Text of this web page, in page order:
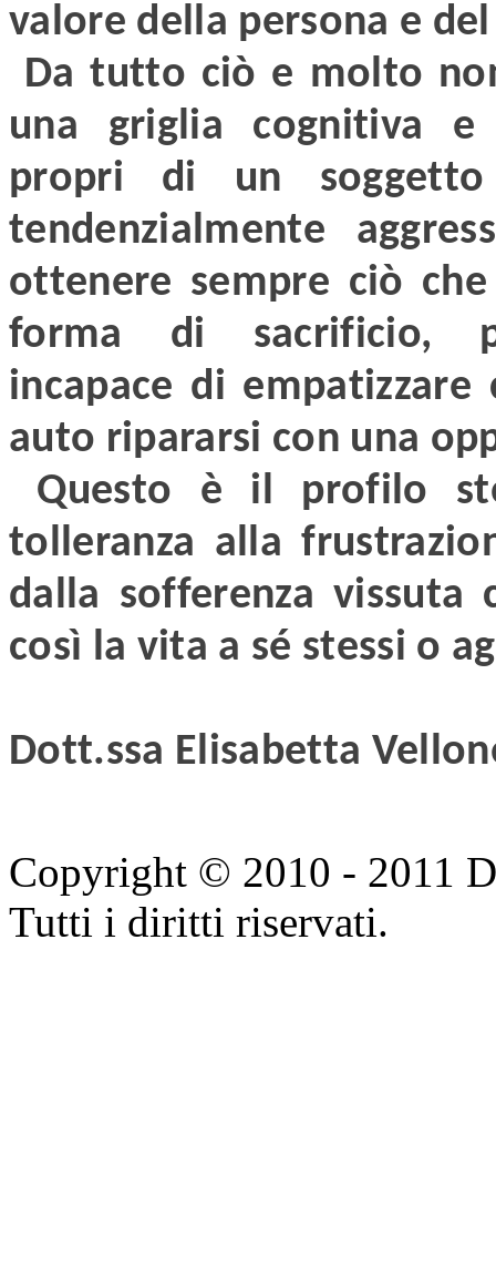
valore della persona e
Da tutto ciò e molto
una griglia cognitiva
propri di un
tendenzialmente
ottenere sempre ciò
forma di sacrificio,
incapace di
auto ripararsi con una
Questo è il profilo
tolleranza alla
dalla sofferenza vissuta
così la vita a sé stessi o
Dott.ssa Elisabetta
Copyright © 2010 - 2011
Tutti i diritti riservati.